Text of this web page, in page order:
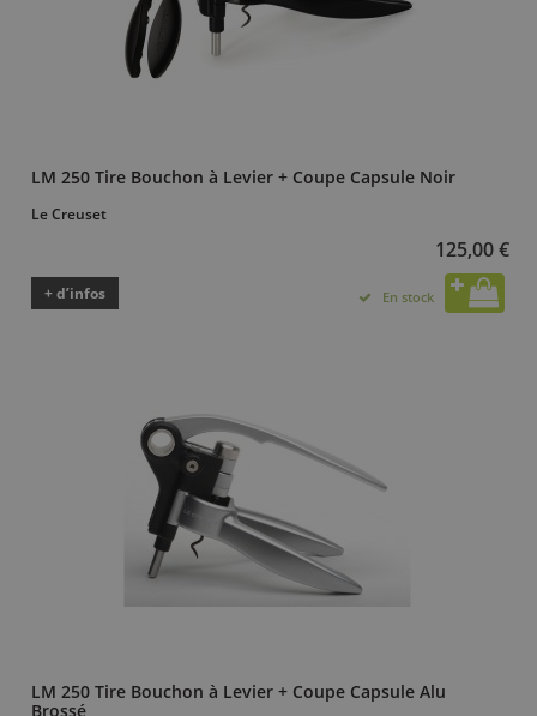
LM 250 Tire Bouchon à Levier + Coupe Capsule Noir
Le Creuset
125,00 €
+ d’infos En stock
LM 250 Tire Bouchon à Levier + Coupe Capsule Alu
Brossé